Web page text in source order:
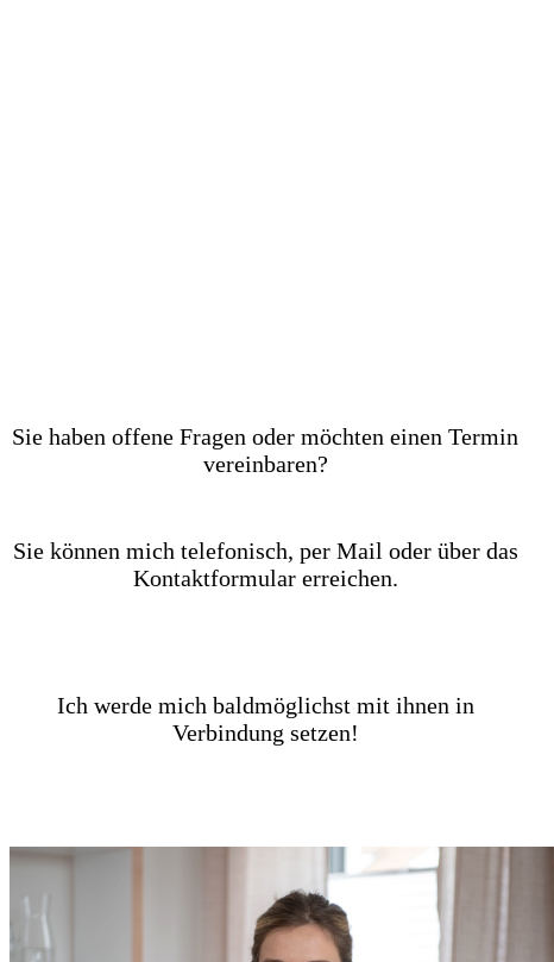
Sie haben offene Fragen oder möchten einen Termin
vereinbaren?
Sie können mich telefonisch, per Mail oder über das
Kontaktformular erreichen.
Ich werde mich baldmöglichst mit ihnen in
Verbindung setzen!